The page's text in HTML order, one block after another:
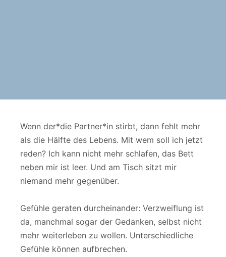
Wenn der*die Partner*in stirbt, dann fehlt mehr
als die Hälfte des Lebens. Mit wem soll ich jetzt
reden? Ich kann nicht mehr schlafen, das Bett
neben mir ist leer. Und am Tisch sitzt mir
niemand mehr gegenüber.
Gefühle geraten durcheinander: Verzweiflung ist
da, manchmal sogar der Gedanken, selbst nicht
mehr weiterleben zu wollen. Unterschiedliche
Gefühle können aufbrechen.